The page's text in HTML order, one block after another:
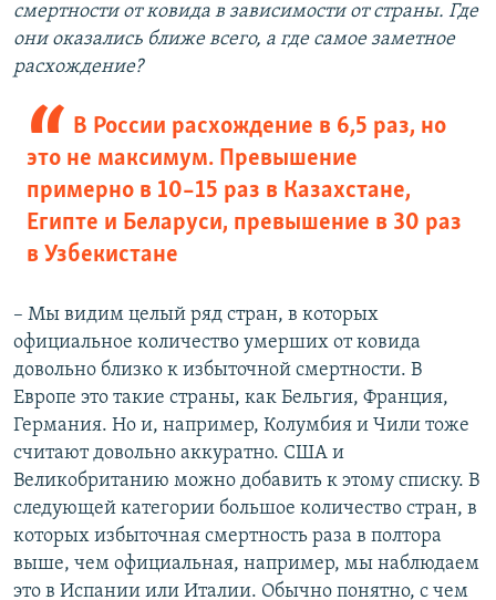
смертности от ковида в зависимости от страны. Где
они оказались ближе всего, а где самое заметное
расхождение?
В России расхождение в 6,5 раз, но
это не максимум. Превышение
примерно в 10–15 раз в Казахстане,
Египте и Беларуси, превышение в 30 раз
в Узбекистане
– Мы видим целый ряд стран, в которых
официальное количество умерших от ковида
довольно близко к избыточной смертности. В
Европе это такие страны, как Бельгия, Франция,
Германия. Но и, например, Колумбия и Чили тоже
считают довольно аккуратно. США и
Великобританию можно добавить к этому списку. В
следующей категории большое количество стран, в
которых избыточная смертность раза в полтора
выше, чем официальная, например, мы наблюдаем
это в Испании или Италии. Обычно понятно, с чем